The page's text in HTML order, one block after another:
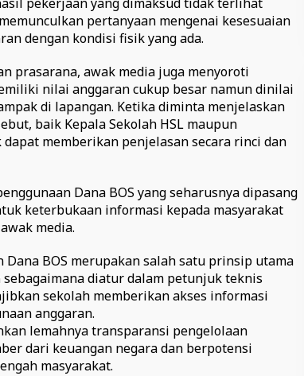
pertanyaan mengenai kesesuaian
dengan kondisi fisik yang ada.
prasarana, awak media juga menyoroti
nilai anggaran cukup besar namun dinilai
di lapangan. Ketika diminta menjelaskan
baik Kepala Sekolah HSL maupun
dapat memberikan penjelasan secara rinci dan
Dana BOS yang seharusnya dipasang
keterbukaan informasi kepada masyarakat
media.
BOS merupakan salah satu prinsip utama
diatur dalam petunjuk teknis
sekolah memberikan akses informasi
anggaran.
lemahnya transparansi pengelolaan
dari keuangan negara dan berpotensi
masyarakat.